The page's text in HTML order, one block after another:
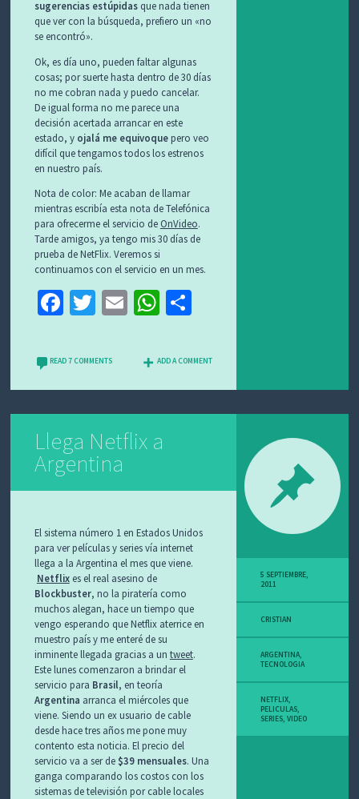
sugerencias estúpidasque nada tienen
que ver con la búsqueda, prefiero un «no
se encontró».
Ok, es día uno, pueden faltar algunas
cosas; por suerte hasta dentro de 30 días
no me cobran nada y puedo cancelar.
De igual forma no me parece una
decisión acertada arrancar en este
estado, y ojalá me equivoquepero veo
difícil que tengamos todos los estrenos
en nuestro país.
Nota de color: Me acaban de llamar
mientras escribía esta nota de Telefónica
para ofrecerme el servicio de OnVideo.
Tarde amigos, ya tengo mis 30 días de
prueba de NetFlix. Veremos si
continuamos con el servicio en un mes.
Fa
b
o
k
T
tt
E
ai
W
at
p
p
C
m
ar
READ 7 COMMENTS ADD A COMMENT
Llega Netflix a
Argentina
El sistema número 1 en Estados Unidos
para ver películas y series vía internet
llega a la Argentina el mes que viene.
Netflixes el real asesino de
Blockbuster, no la piratería como
muchos alegan, hace un tiempo que
vengo esperando que Netflix aterrice en
muestro país y me enteré de su
inminente llegada gracias a un tweet.
Este lunes comenzaron a brindar el
servicio para Brasil, en teoría
Argentina arranca el miércoles que
viene. Siendo un ex usuario de cable
desde hace tres años me pone muy
contento esta noticia. El precio del
servicio va a ser de $39 mensuales. Una
ganga comparando los costos con los
sistemas de televisión por cable locales
5 SEPTIEMBRE,
2011
CRISTIAN
ARGENTINA,
TECNOLOGIA
NETFLIX,
PELICULAS,
SERIES,VIDEO